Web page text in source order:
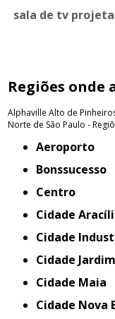
sala de tv
Regiões onde
Alphaville Alto de
Norte de São Paulo -
Aeroporto
Bonssucesso
Centro
Cidade
Cidade
Cidade
Cidade Maia
Cidade Nova